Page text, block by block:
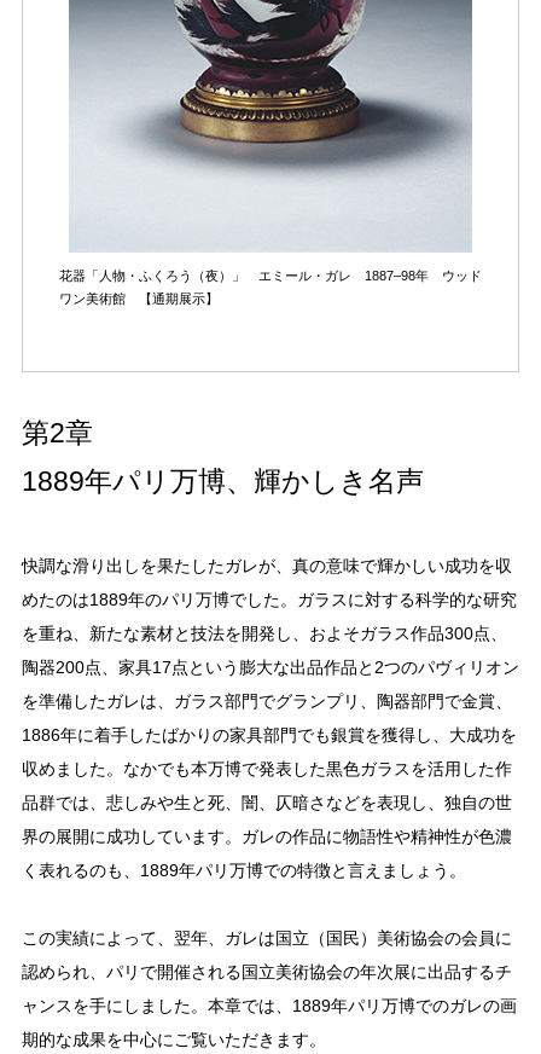
花器「人物・ふくろう（夜）」 エミール・ガレ 1887‒98年 ウッド
ワン美術館 【通期展示】
第2章
1889年パリ万博、輝かしき名声
快調な滑り出しを果たしたガレが、真の意味で輝かしい成功を収
めたのは1889年のパリ万博でした。ガラスに対する科学的な研究
を重ね、新たな素材と技法を開発し、およそガラス作品300点、
陶器200点、家具17点という膨大な出品作品と2つのパヴィリオン
を準備したガレは、ガラス部門でグランプリ、陶器部門で金賞、
1886年に着手したばかりの家具部門でも銀賞を獲得し、大成功を
収めました。なかでも本万博で発表した黒色ガラスを活用した作
品群では、悲しみや生と死、闇、仄暗さなどを表現し、独自の世
界の展開に成功しています。ガレの作品に物語性や精神性が色濃
く表れるのも、1889年パリ万博での特徴と言えましょう。
この実績によって、翌年、ガレは国立（国民）美術協会の会員に
認められ、パリで開催される国立美術協会の年次展に出品するチ
ャンスを手にしました。本章では、1889年パリ万博でのガレの画
期的な成果を中心にご覧いただきます。